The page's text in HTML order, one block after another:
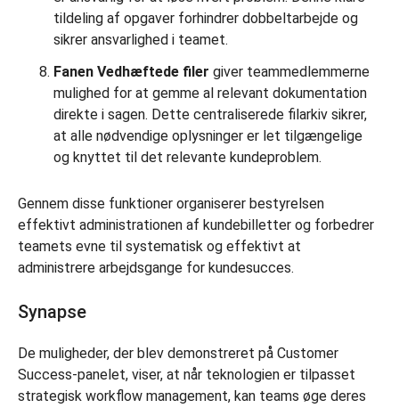
tildeling af opgaver forhindrer dobbeltarbejde og
sikrer ansvarlighed i teamet.
Fanen Vedhæftede filer giver teammedlemmerne
mulighed for at gemme al relevant dokumentation
direkte i sagen. Dette centraliserede filarkiv sikrer,
at alle nødvendige oplysninger er let tilgængelige
og knyttet til det relevante kundeproblem.
Gennem disse funktioner organiserer bestyrelsen
effektivt administrationen af kundebilletter og forbedrer
teamets evne til systematisk og effektivt at
administrere arbejdsgange for kundesucces.
Synapse
De muligheder, der blev demonstreret på Customer
Success-panelet, viser, at når teknologien er tilpasset
strategisk workflow management, kan teams øge deres